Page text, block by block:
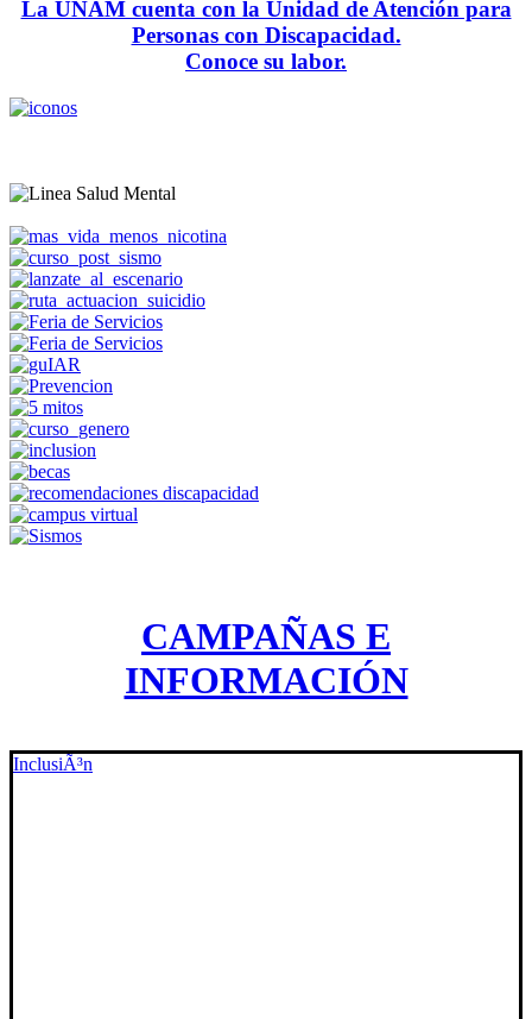
La UNAM cuenta con la Unidad de Atención para
Personas con Discapacidad.
Conoce su labor.
CAMPAÑAS E
INFORMACIÓN
InclusiÃ³n